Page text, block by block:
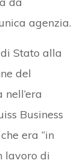
agenzia.
Stato alla
del
Business
che era “in
lavoro di